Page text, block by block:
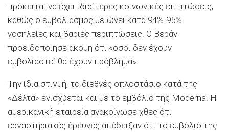
πρόκειται να έχει ιδιαίτερες κοινωνικές επιπτώσεις,
καθώς ο εμβολιασμός μειώνει κατά 94%-95%
νοσηλείες και βαριές περιπτώσεις. Ο Βεράν
προειδοποίησε ακόμη ότι «όσοι δεν έχουν
εμβολιαστεί θα έχουν πρόβλημα».
Την ίδια στιγμή, το διεθνές οπλοστάσιο κατά της
«Δέλτα» ενισχύεται και με το εμβόλιο της Moderna. Η
αμερικανική εταιρεία ανακοίνωσε χθες ότι
εργαστηριακές έρευνες απέδειξαν ότι το εμβόλιό της